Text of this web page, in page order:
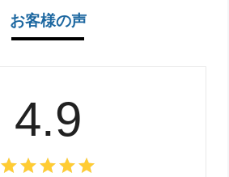
お客様の声
4.9
gradegradegradegradegrade